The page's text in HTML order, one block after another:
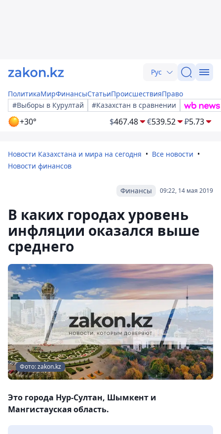
Рус
ПолитикаМирФинансыСтатьиПроисшествияПраво
#Выборы в Курултай
#Казахстан в сравнении
+30° $467.48 €539.52 ₽5.73
Новости Казахстана и мира на сегодня
Все новости
Новости финансов
09:22, 14 мая 2019
Финансы
В каких городах уровень
инфляции оказался выше
среднего
Фото: zakon.kz
Это города Нур-Султан, Шымкент и
Мангистауская область.